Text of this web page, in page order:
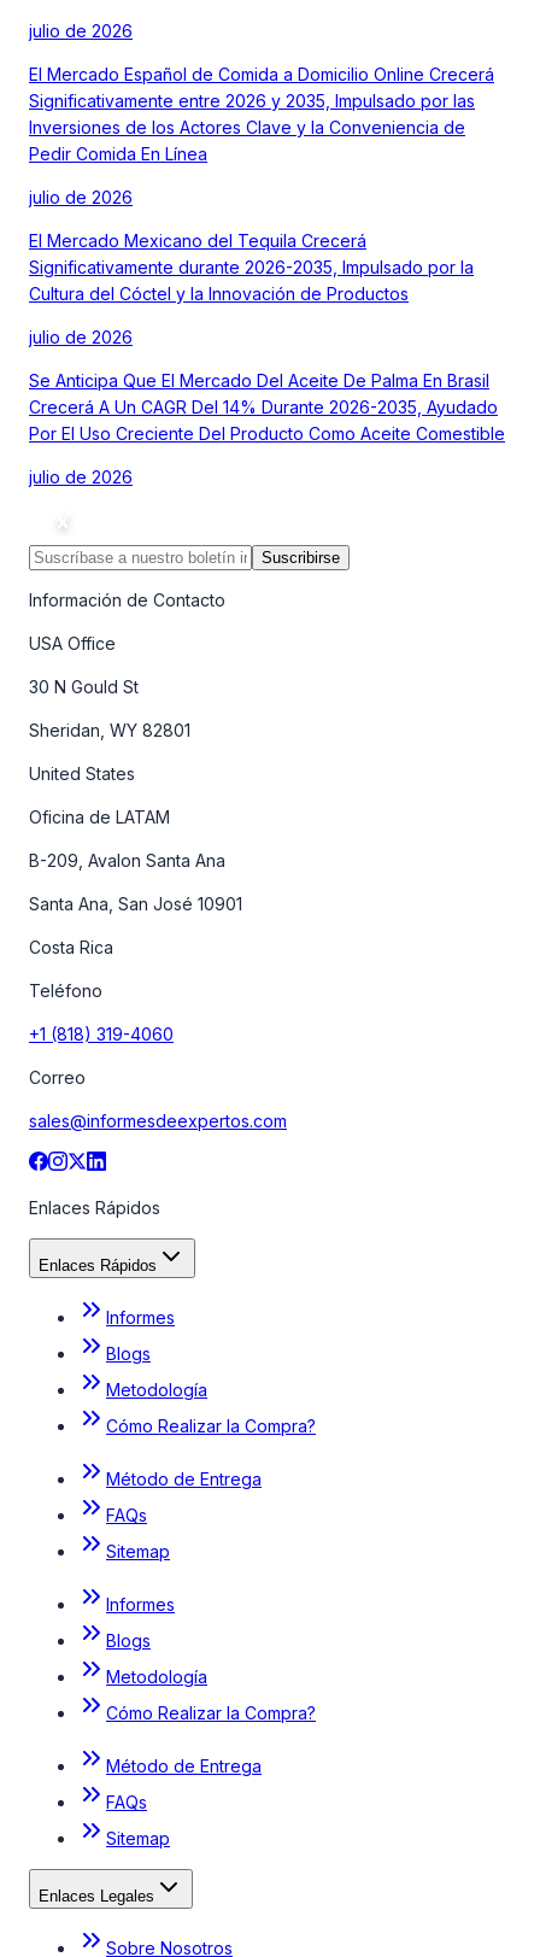
julio de 2026
El Mercado Español de Comida a Domicilio Online Crecerá
Significativamente entre 2026 y 2035, Impulsado por las
Inversiones de los Actores Clave y la Conveniencia de
Pedir Comida En Línea
julio de 2026
El Mercado Mexicano del Tequila Crecerá
Significativamente durante 2026-2035, Impulsado por la
Cultura del Cóctel y la Innovación de Productos
julio de 2026
Se Anticipa Que El Mercado Del Aceite De Palma En Brasil
Crecerá A Un CAGR Del 14% Durante 2026-2035, Ayudado
Por El Uso Creciente Del Producto Como Aceite Comestible
julio de 2026
Suscribirse
Información de Contacto
USA Office
30 N Gould St
Sheridan, WY 82801
United States
Oficina de LATAM
B-209, Avalon Santa Ana
Santa Ana, San José 10901
Costa Rica
Teléfono
+1 (818) 319-4060
Correo
sales@informesdeexpertos.com
Enlaces Rápidos
Enlaces Rápidos
Informes
Blogs
Metodología
Cómo Realizar la Compra?
Método de Entrega
FAQs
Sitemap
Informes
Blogs
Metodología
Cómo Realizar la Compra?
Método de Entrega
FAQs
Sitemap
Enlaces Legales
Sobre Nosotros